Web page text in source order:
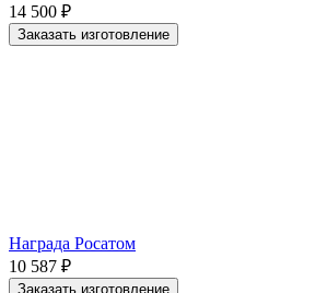
14 500 ₽
Заказать изготовление
Награда Росатом
10 587 ₽
Заказать изготовление